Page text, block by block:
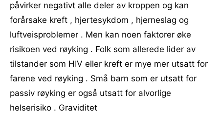
påvirker negativt alle deler av kroppen og kan
forårsake kreft , hjertesykdom , hjerneslag og
luftveisproblemer . Men kan noen faktorer øke
risikoen ved røyking . Folk som allerede lider av
tilstander som HIV eller kreft er mye mer utsatt for
farene ved røyking . Små barn som er utsatt for
passiv røyking er også utsatt for alvorlige
helserisiko . Graviditet